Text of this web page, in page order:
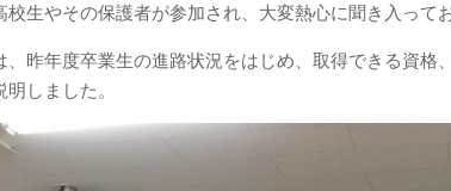
生やその保護者が参加され、大変熱心に聞き入って
昨年度卒業生の進路状況をはじめ、取得できる資格
しました。